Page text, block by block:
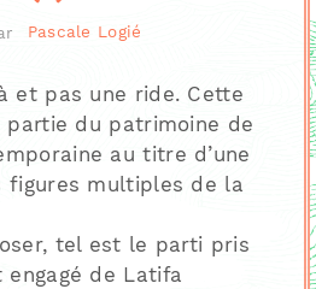
Pascale Logié
et pas une ride. Cette
partie du patrimoine de
au titre d’une
figures multiples de la
tel est le parti pris
de Latifa